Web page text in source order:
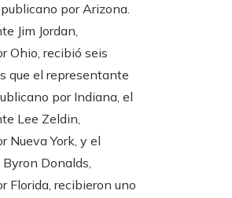
por Arizona.
Jim Jordan,
Ohio, recibió seis
que el representante
por Indiana, el
Lee Zeldin,
Nueva York, y el
Donalds,
Florida, recibieron uno